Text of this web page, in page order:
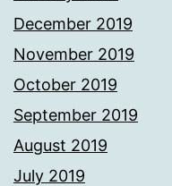
December 2019
November 2019
October 2019
September 2019
August 2019
July 2019